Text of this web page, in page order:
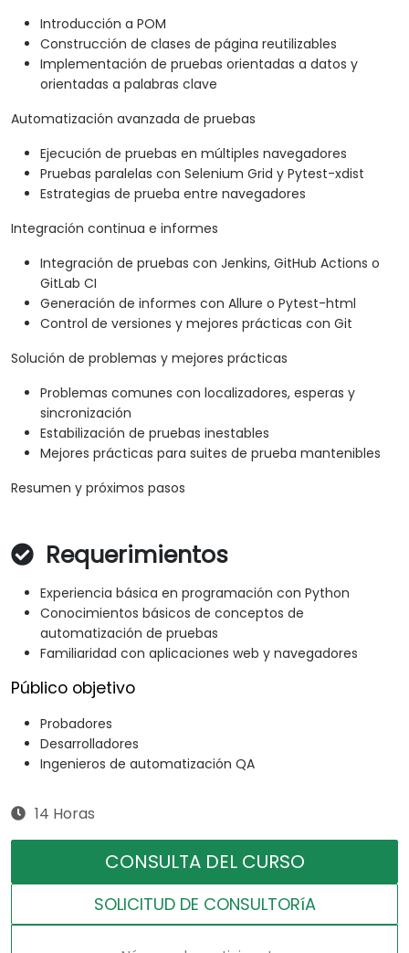
Introducción a POM
Construcción de clases de página reutilizables
Implementación de pruebas orientadas a datos y
orientadas a palabras clave
Automatización avanzada de pruebas
Ejecución de pruebas en múltiples navegadores
Pruebas paralelas con Selenium Grid y Pytest-xdist
Estrategias de prueba entre navegadores
Integración continua e informes
Integración de pruebas con Jenkins, GitHub Actions o
GitLab CI
Generación de informes con Allure o Pytest-html
Control de versiones y mejores prácticas con Git
Solución de problemas y mejores prácticas
Problemas comunes con localizadores, esperas y
sincronización
Estabilización de pruebas inestables
Mejores prácticas para suites de prueba mantenibles
Resumen y próximos pasos
Requerimientos
Experiencia básica en programación con Python
Conocimientos básicos de conceptos de
automatización de pruebas
Familiaridad con aplicaciones web y navegadores
Público objetivo
Probadores
Desarrolladores
Ingenieros de automatización QA
14 Horas
CONSULTA DEL CURSO
SOLICITUD DE CONSULTORíA